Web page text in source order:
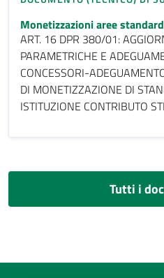
Monetizzazioni aree standard
ART. 16 DPR 380/01:
PARAMETRICHE E
CONCESSORI-
DI MONETIZZAZIONE DI
ISTITUZIONE CONTRIBUTO
Tutti i